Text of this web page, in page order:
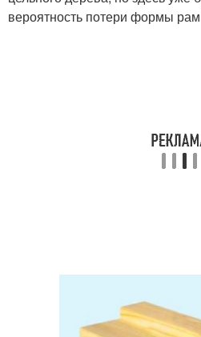
вероятность потери формы